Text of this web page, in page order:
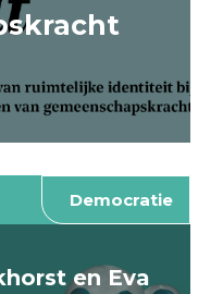
Democratie
en Eva